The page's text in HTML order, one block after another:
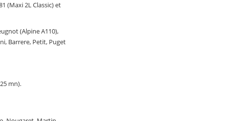
(Maxi 2L Classic) et
(Alpine A110),
Barrere, Petit, Puget
mn).